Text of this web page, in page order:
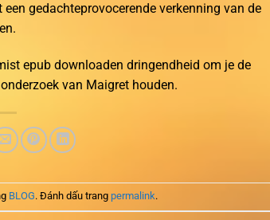
gedachteprovocerende verkenning van de
epub downloaden dringendheid om je de
van Maigret houden.
BLOG. Đánh dấu trang permalink.